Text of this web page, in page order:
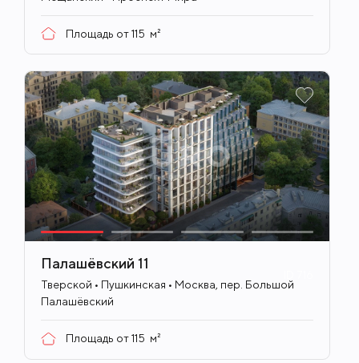
Площадь от115 м²
Палашёвский 11
Тверской • Пушкинская • Москва, пер. Большой
Палашёвский
Площадь от115 м²